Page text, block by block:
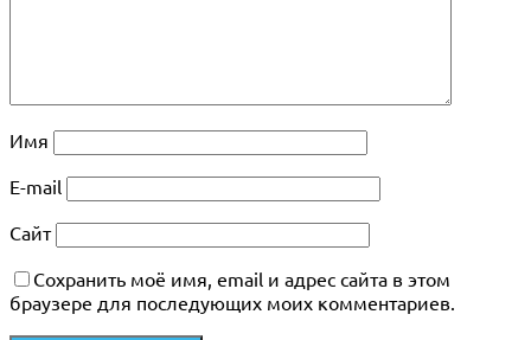
Имя
E-mail
Сайт
Сохранить моё имя, email и адрес сайта в этом
браузере для последующих моих комментариев.